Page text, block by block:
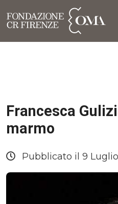
Francesca
marmo
Pubblicato il 9 Luglio